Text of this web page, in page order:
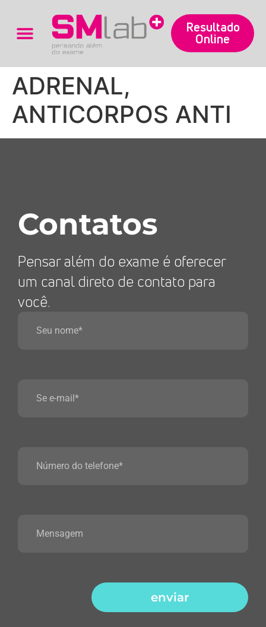
Resultado
Online
ADRENAL,
ANTICORPOS ANTI
Contatos
Pensar além do exame é oferecer
um canal direto de contato para
você.
enviar